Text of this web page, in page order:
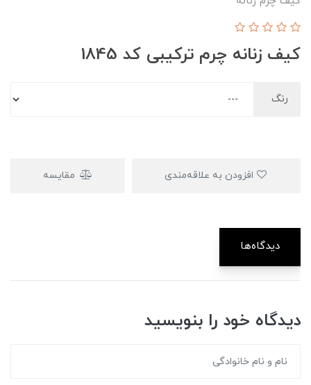
کیف زنانه چرم ترکیبی کد 1845
رنگ
مقایسه
دیدگاه‌ها
دیدگاه خود را بنویسید